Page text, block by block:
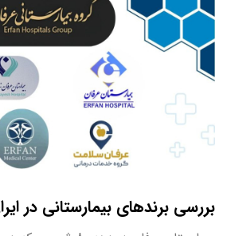
بررسی برندهای بیمارستانی در